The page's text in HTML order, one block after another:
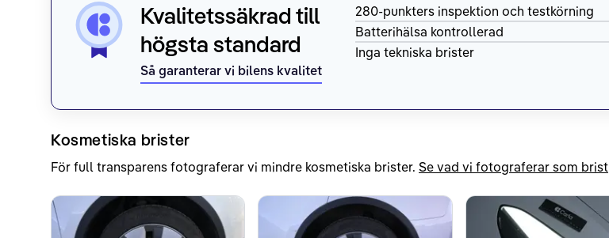
Kvalitetssäkrad till
högsta standard
Så garanterar vi bilens kvalitet
280-punkters inspektion och testkörning
Batterihälsa kontrollerad
Inga tekniska brister
Kosmetiska brister
För full transparens fotograferar vi mindre kosmetiska brister. Se vad vi fotograferar som brist